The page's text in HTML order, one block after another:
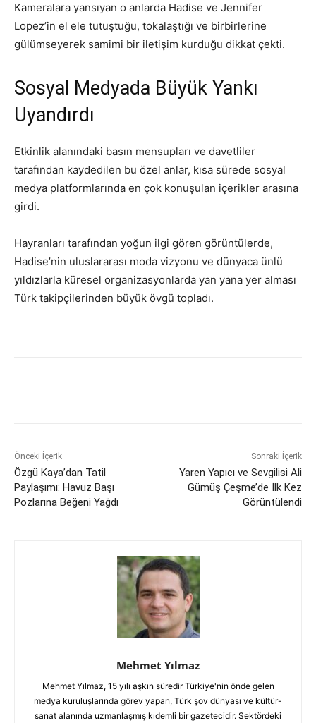
Kameralara yansıyan o anlarda Hadise ve Jennifer
Lopez’in el ele tutuştuğu, tokalaştığı ve birbirlerine
gülümseyerek samimi bir iletişim kurduğu dikkat çekti.
Sosyal Medyada Büyük Yankı
Uyandırdı
Etkinlik alanındaki basın mensupları ve davetliler
tarafından kaydedilen bu özel anlar, kısa sürede sosyal
medya platformlarında en çok konuşulan içerikler arasına
girdi.
Hayranları tarafından yoğun ilgi gören görüntülerde,
Hadise’nin uluslararası moda vizyonu ve dünyaca ünlü
yıldızlarla küresel organizasyonlarda yan yana yer alması
Türk takipçilerinden büyük övgü topladı.
Önceki İçerik
Özgü Kaya’dan Tatil
Paylaşımı: Havuz Başı
Pozlarına Beğeni Yağdı
Sonraki İçerik
Yaren Yapıcı ve Sevgilisi Ali
Gümüş Çeşme’de İlk Kez
Görüntülendi
Mehmet Yılmaz
Mehmet Yılmaz, 15 yılı aşkın süredir Türkiye'nin önde gelen
medya kuruluşlarında görev yapan, Türk şov dünyası ve kültür-
sanat alanında uzmanlaşmış kıdemli bir gazetecidir. Sektördeki